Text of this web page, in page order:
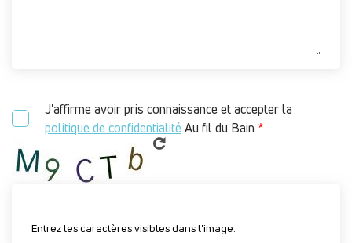
J'affirme avoir pris connaissance et accepter la
politique de confidentialitéAu fil du Bain
Entrez les caractères visibles dans l'image.